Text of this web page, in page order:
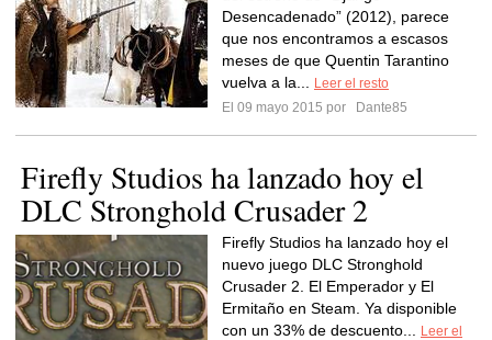
Desencadenado” (2012), parece
que nos encontramos a escasos
meses de que Quentin Tarantino
vuelva a la...
Leer el resto
El 09 mayo 2015 por
Dante85
Firefly Studios ha lanzado hoy el
DLC Stronghold Crusader 2
Firefly Studios ha lanzado hoy el
nuevo juego DLC Stronghold
Crusader 2. El Emperador y El
Ermitaño en Steam. Ya disponible
con un 33% de descuento...
Leer el